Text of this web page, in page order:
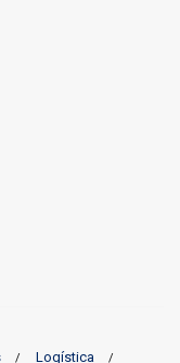
Logística